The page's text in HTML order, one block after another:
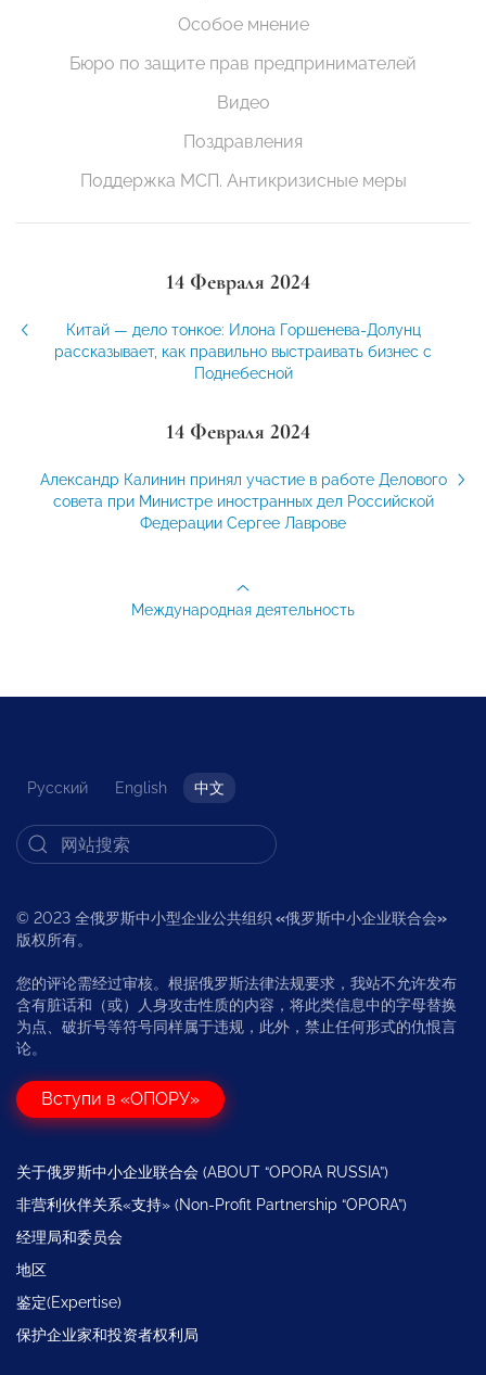
Особое мнение
Бюро по защите прав предпринимателей
Видео
Поздравления
Поддержка МСП. Антикризисные меры
14 Февраля 2024
Китай — дело тонкое: Илона Горшенева-Долунц
рассказывает, как правильно выстраивать бизнес с
Поднебесной
14 Февраля 2024
Александр Калинин принял участие в работе Делового
совета при Министре иностранных дел Российской
Федерации Сергее Лаврове
Международная деятельность
Русский English 中文
© 2023 全俄罗斯中小型企业公共组织 «俄罗斯中小企业联合会»
版权所有。
您的评论需经过审核。根据俄罗斯法律法规要求，我站不允许发布
含有脏话和（或）人身攻击性质的内容，将此类信息中的字母替换
为点、破折号等符号同样属于违规，此外，禁止任何形式的仇恨言
论。
Вступи в «ОПОРУ»
关于俄罗斯中小企业联合会 (ABOUT “OPORA RUSSIA”)
非营利伙伴关系«支持» (Non-Profit Partnership “OPORA”)
经理局和委员会
地区
鉴定(Expertise)
保护企业家和投资者权利局